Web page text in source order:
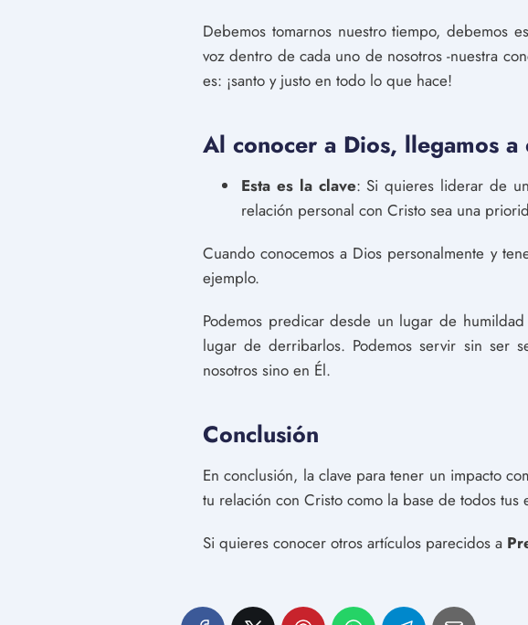
Debemos tomarnos nuestro tiempo, debemos
voz dentro de cada uno de nosotros -nuestra
es: ¡santo y justo en todo lo que hace!
Al conocer a Dios, llegamos
Esta es la clave: Si quieres liderar de
relación personal con Cristo sea una
Cuando conocemos a Dios personalmente y
ejemplo.
Podemos predicar desde un lugar de
lugar de derribarlos. Podemos servir sin ser
nosotros sino en Él.
Conclusión
En conclusión, la clave para tener un impacto
tu relación con Cristo como la base de todos
Si quieres conocer otros artículos parecidos a